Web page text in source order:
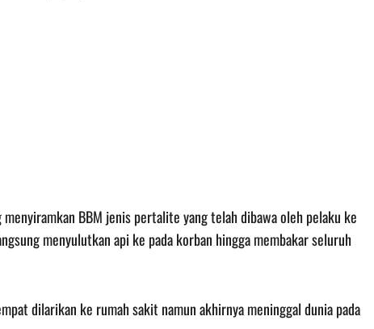
BBM jenis pertalite yang telah dibawa oleh pelaku ke
menyulutkan api ke pada korban hingga membakar seluruh
dilarikan ke rumah sakit namun akhirnya meninggal dunia pada